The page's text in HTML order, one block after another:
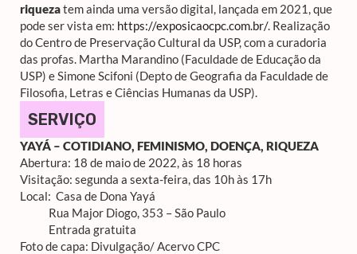
riquezatem ainda uma versão digital, lançada em 2021, que
pode ser vista em: https://exposicaocpc.com.br/. Realização
do Centro de Preservação Cultural da USP, com a curadoria
das profas. Martha Marandino (Faculdade de Educação da
USP) e Simone Scifoni (Depto de Geografia da Faculdade de
Filosofia, Letras e Ciências Humanas da USP).
SERVIÇO
YAYÁ – COTIDIANO, FEMINISMO, DOENÇA, RIQUEZA
Abertura: 18 de maio de 2022, às 18 horas
Visitação: segunda a sexta-feira, das 10h às 17h
Local: Casa de Dona Yayá
Rua Major Diogo, 353 – São Paulo
Entrada gratuita
Foto de capa: Divulgação/ Acervo CPC